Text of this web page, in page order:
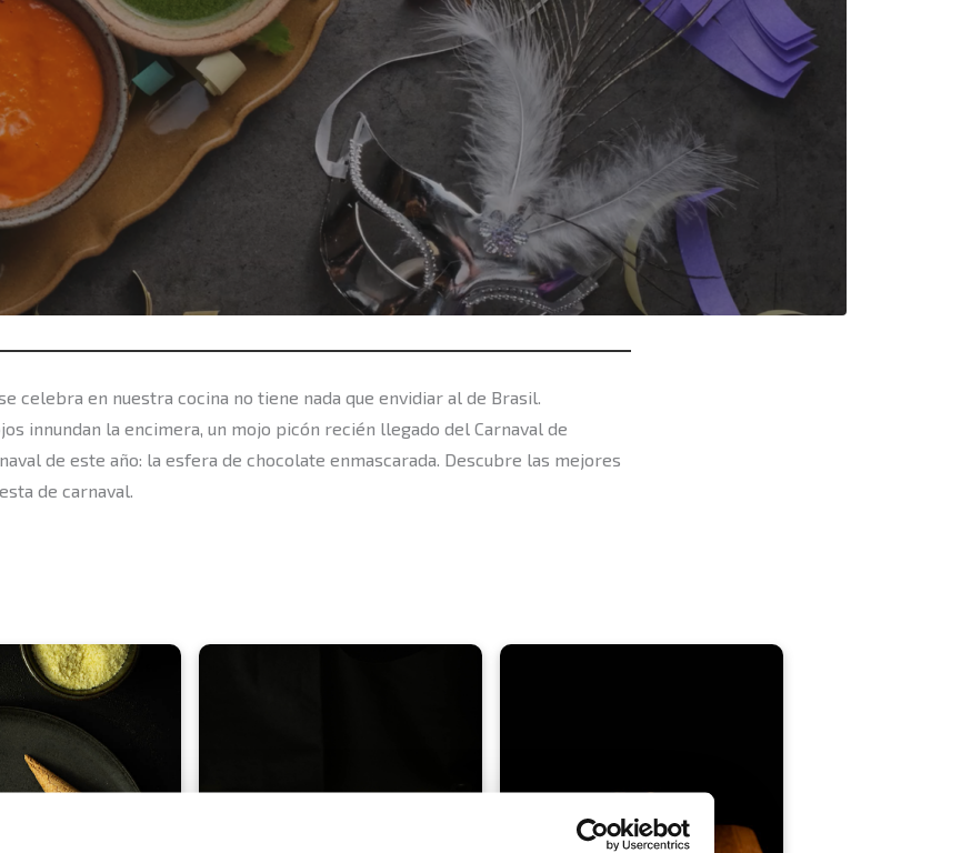
celebra en nuestra cocina no tiene nada que envidiar al de Brasil.
innundan la encimera, un mojo picón recién llegado del Carnaval de
de este año: la esfera de chocolate enmascarada. Descubre las mejores
de carnaval.